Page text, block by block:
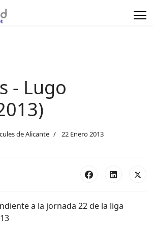
- Lugo
de Alicante
22 Enero 2013
a la jornada 22 de la liga